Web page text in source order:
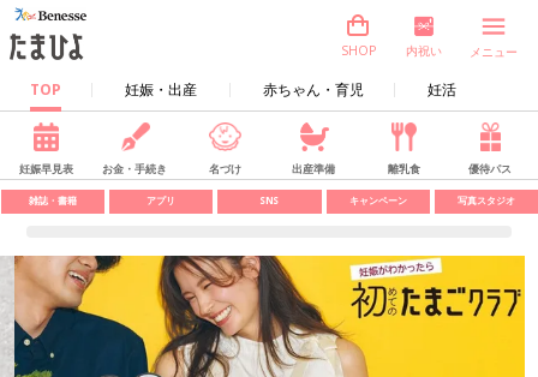
TOP 妊娠・出産 赤ちゃん・育児 妊活
SHOP 内祝い メニュー
妊娠早見表 お金・手続き 名づけ 出産準備 離乳食 優待パス
雑誌・書籍 アプリ SNS キャンペーン 写真スタジオ